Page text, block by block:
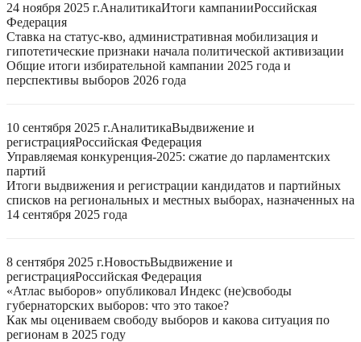
24 ноября 2025 г.АналитикаИтоги кампанииРоссийская
Федерация
Ставка на статус-кво, административная мобилизация и
гипотетические признаки начала политической активизации
Общие итоги избирательной кампании 2025 года и
перспективы выборов 2026 года
10 сентября 2025 г.АналитикаВыдвижение и
регистрацияРоссийская Федерация
Управляемая конкуренция-2025: сжатие до парламентских
партий
Итоги выдвижения и регистрации кандидатов и партийных
списков на региональных и местных выборах, назначенных на
14 сентября 2025 года
8 сентября 2025 г.НовостьВыдвижение и
регистрацияРоссийская Федерация
«Атлас выборов» опубликовал Индекс (не)свободы
губернаторских выборов: что это такое?
Как мы оцениваем свободу выборов и какова ситуация по
регионам в 2025 году